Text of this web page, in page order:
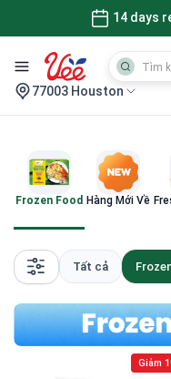
14 days
77003 Houston
Frozen Food Hàng Mới Về
Tất cả
Giảm